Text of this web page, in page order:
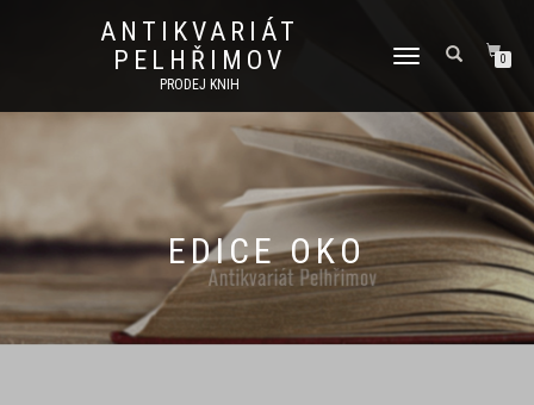
ANTIKVARIÁT
PELHŘIMOV
PRODEJ KNIH
PŘEPNOUT
0
EDICE OKO